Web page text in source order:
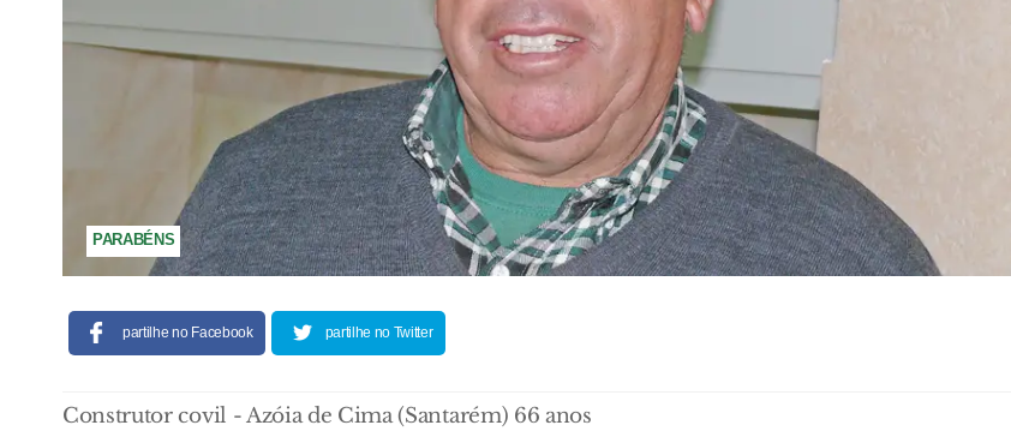
PARABÉNS
partilhe no Facebook partilhe no Twitter
Construtor covil - Azóia de Cima (Santarém) 66 anos